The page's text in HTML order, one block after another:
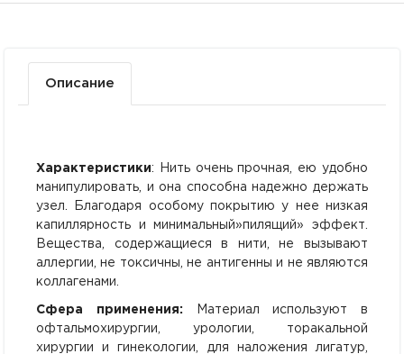
Описание
Характеристики: Нить очень прочная, ею удобно
манипулировать, и она способна надежно держать
узел. Благодаря особому покрытию у нее низкая
капиллярность и минимальный»пилящий» эффект.
Вещества, содержащиеся в нити, не вызывают
аллергии, не токсичны, не антигенны и не являются
коллагенами.
Сфера применения: Материал используют в
офтальмохирургии, урологии, торакальной
хирургии и гинекологии, для наложения лигатур,